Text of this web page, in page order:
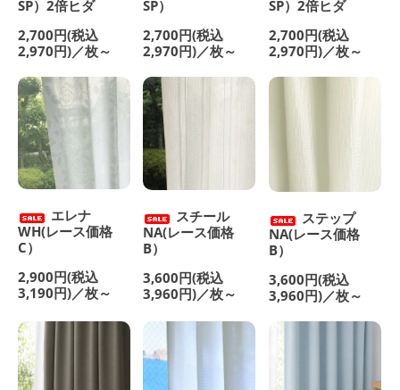
SP）2倍ヒダ
2,700円(税込
2,970円)／枚～
SP）
2,700円(税込
2,970円)／枚～
SP）2倍ヒダ
2,700円(税込
2,970円)／枚～
エレナ
WH(レース価格
C）
2,900円(税込
3,190円)／枚～
スチール
NA(レース価格
B）
3,600円(税込
3,960円)／枚～
ステップ
NA(レース価格
B）
3,600円(税込
3,960円)／枚～